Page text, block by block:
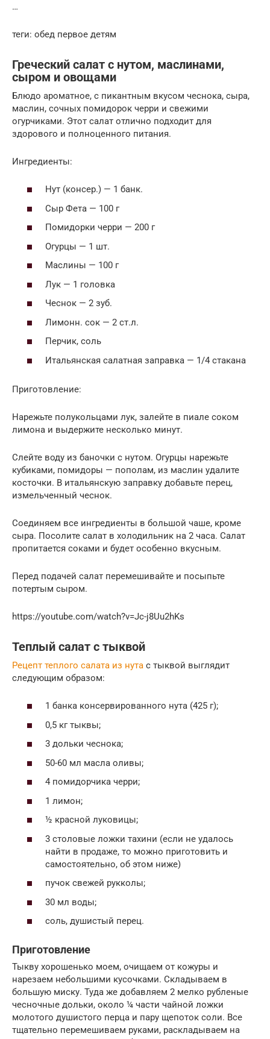
…
теги: обед первое детям
Греческий салат с нутом, маслинами,
сыром и овощами
Блюдо ароматное, с пикантным вкусом чеснока, сыра,
маслин, сочных помидорок черри и свежими
огурчиками. Этот салат отлично подходит для
здорового и полноценного питания.
Ингредиенты:
Нут (консер.) — 1 банк.
Сыр Фета — 100 г
Помидорки черри — 200 г
Огурцы — 1 шт.
Маслины — 100 г
Лук — 1 головка
Чеснок — 2 зуб.
Лимонн. сок — 2 ст.л.
Перчик, соль
Итальянская салатная заправка — 1/4 стакана
Приготовление:
Нарежьте полукольцами лук, залейте в пиале соком
лимона и выдержите несколько минут.
Слейте воду из баночки с нутом. Огурцы нарежьте
кубиками, помидоры — пополам, из маслин удалите
косточки. В итальянскую заправку добавьте перец,
измельченный чеснок.
Соединяем все ингредиенты в большой чаше, кроме
сыра. Посолите салат в холодильник на 2 часа. Салат
пропитается соками и будет особенно вкусным.
Перед подачей салат перемешивайте и посыпьте
потертым сыром.
https://youtube.com/watch?v=Jc-j8Uu2hKs
Теплый салат с тыквой
Рецепт теплого салата из нута с тыквой выглядит
следующим образом:
1 банка консервированного нута (425 г);
0,5 кг тыквы;
3 дольки чеснока;
50-60 мл масла оливы;
4 помидорчика черри;
1 лимон;
½ красной луковицы;
3 столовые ложки тахини (если не удалось
найти в продаже, то можно приготовить и
самостоятельно, об этом ниже)
пучок свежей рукколы;
30 мл воды;
соль, душистый перец.
Приготовление
Тыкву хорошенько моем, очищаем от кожуры и
нарезаем небольшими кусочками. Складываем в
большую миску. Туда же добавляем 2 мелко рубленые
чесночные дольки, около ¼ части чайной ложки
молотого душистого перца и пару щепоток соли. Все
тщательно перемешиваем руками, раскладываем на